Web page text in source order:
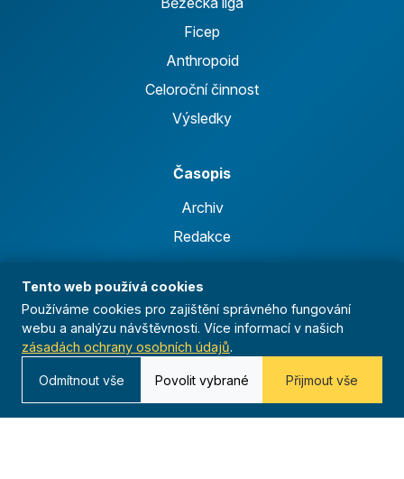
Ficep
Anthropoid
Celoroční činnost
Výsledky
Časopis
Archiv
Redakce
Kontakt
Kurská 792/3,
625 00 Brno
IČO 00544833
ustredi@orel.cz
Tento web používá cookies
Používáme cookies pro zajištění správného fungování
webu a analýzu návštěvnosti. Více informací v našich
zásadách ochrany osobních údajů.
Odmítnout vše Povolit vybrané Přijmout vše